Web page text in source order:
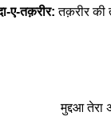
ए-तक़रीर:तक़रीर की
मुद्दआ तेरा